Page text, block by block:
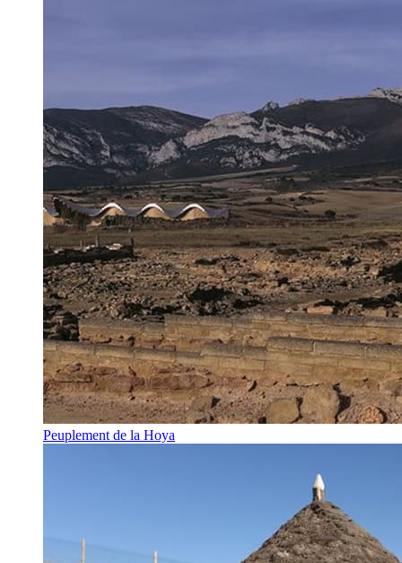
Peuplement de la Hoya